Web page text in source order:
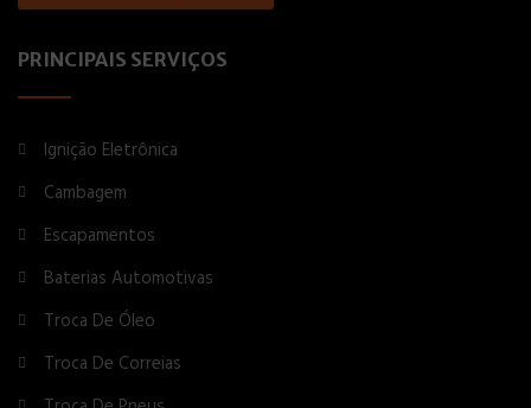
PRINCIPAIS SERVIÇOS
Ignição Eletrônica
Cambagem
Escapamentos
Baterias Automotivas
Troca De Óleo
Troca De Correias